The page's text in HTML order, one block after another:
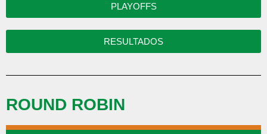
PLAYOFFS
RESULTADOS
ROUND ROBIN